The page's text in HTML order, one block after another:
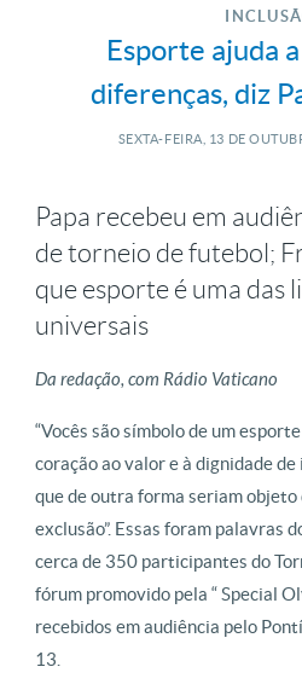
Esporte ajuda
diferenças, diz
SEXTA-FEIRA, 13 DE
Papa recebeu em
de torneio de futebol;
que esporte é uma das
universais
Da redação, com Rádio Vaticano
“Vocês são símbolo de um
coração ao valor e à dignidade
que de outra forma seriam objeto
exclusão”. Essas foram palavras
cerca de 350 participantes do
fórum promovido pela “ Special
recebidos em audiência pelo
13.